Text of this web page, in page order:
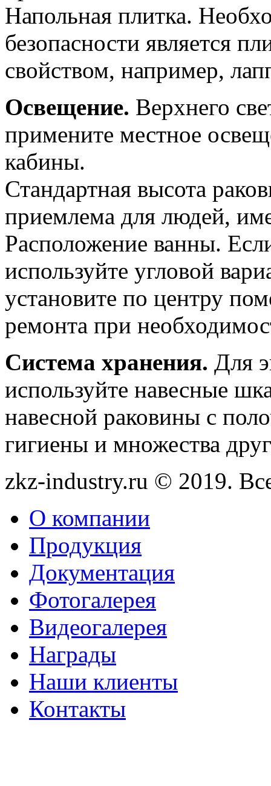
Напольная плитка.
безопасности является
свойством, например,
Освещение. Верхнего
примените местное
кабины.
Стандартная высота
приемлема для людей,
Расположение ванны.
используйте угловой
установите по центру
ремонта при
Система хранения. Для
используйте навесные
навесной раковины с
гигиены и множества
zkz-industry.ru © 2019.
О компании
Продукция
Документация
Фотогалерея
Видеогалерея
Награды
Наши клиенты
Контакты